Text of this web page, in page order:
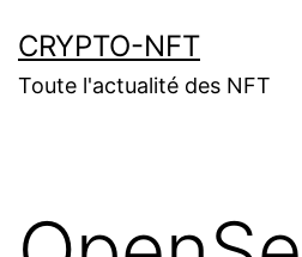
au
contenu
CRYPTO-NFT
Toute l'actualité des NFT